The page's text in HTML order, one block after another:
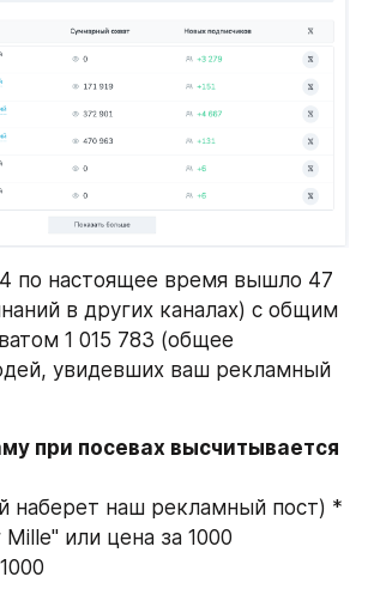
по настоящее время вышло 47
в других каналах) с общим
1 015 783 (общее
увидевших ваш рекламный
при посевах высчитывается
наберет наш рекламный пост) *
или цена за 1000